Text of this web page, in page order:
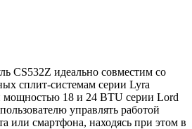
CS532Z идеально совместим со
сплит-системам серии Lyra
мощностью 18 и 24 BTU серии Lord
управлять работой
или смартфона, находясь при этом в